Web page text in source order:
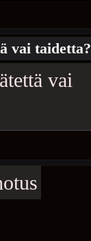
vai taidetta?